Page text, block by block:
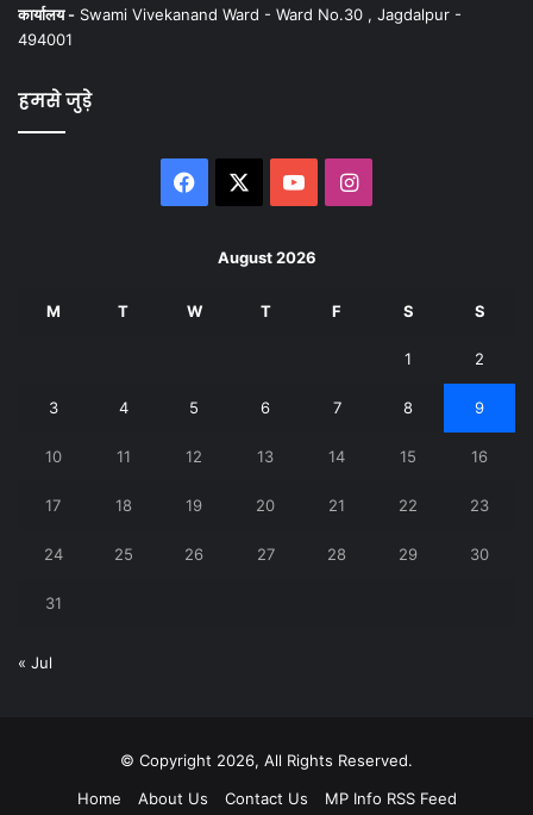
कार्यालय - Swami Vivekanand Ward - Ward No.30 , Jagdalpur -
494001
हमसे जुड़े
Facebook YouTubeInstagram
August 2026
M T W T F S S
1 2
3 4 5 6 7 8 9
10 11 12 13 14 15 16
17 18 19 20 21 22 23
24 25 26 27 28 29 30
31
« Jul
© Copyright 2026, All Rights Reserved.
Home
About Us Contact Us MP Info RSS Feed